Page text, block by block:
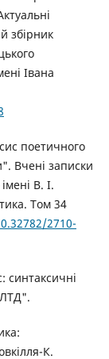
збірник
Івана
поетичного
Вчені записки
В. І.
Том 34
2710-
синтаксичні
К.